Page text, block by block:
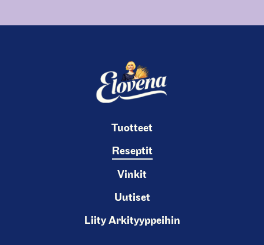
Tuotteet
Reseptit
Vinkit
Uutiset
Liity Arkityyppeihin